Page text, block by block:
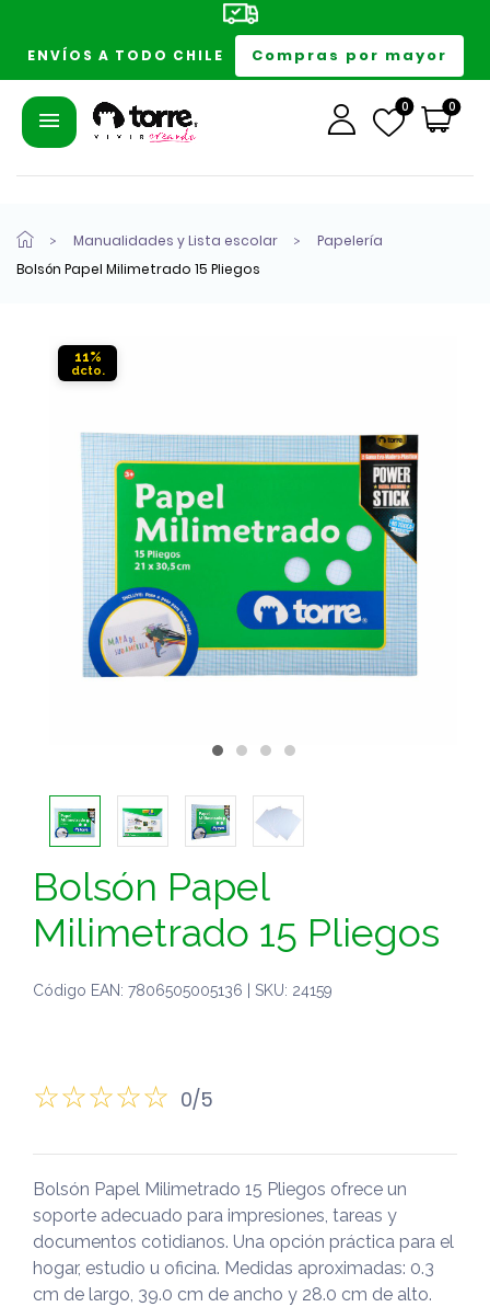
ENVÍOS A TODO CHILE Compras por mayor
0 0
Manualidades y Lista escolar
Papelería
Bolsón Papel Milimetrado 15 Pliegos
11%
Bolsón Papel
Milimetrado 15 Pliegos
Código EAN: 7806505005136 | SKU: 24159
0/5
Bolsón Papel Milimetrado 15 Pliegos ofrece un
soporte adecuado para impresiones, tareas y
documentos cotidianos. Una opción práctica para el
hogar, estudio u oficina. Medidas aproximadas: 0.3
cm de largo, 39.0 cm de ancho y 28.0 cm de alto.